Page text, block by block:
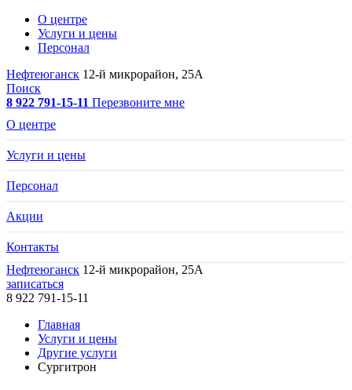
О центре
Услуги и цены
Персонал
Нефтеюганск 12-й микрорайон, 25А
Поиск
8 922 791-15-11 Перезвоните мне
О центре
Услуги и цены
Персонал
Акции
Контакты
Нефтеюганск 12-й микрорайон, 25А
записаться
8 922 791-15-11
Главная
Услуги и цены
Другие услуги
Сургитрон